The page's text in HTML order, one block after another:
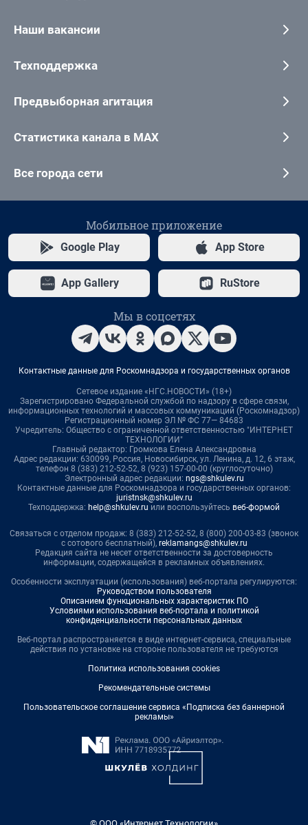
Наши вакансии
Техподдержка
Предвыборная агитация
Статистика канала в MAX
Все города сети
Мобильное приложение
Google Play App Store
App Gallery RuStore
Мы в соцсетях
Контактные данные для Роскомнадзора и государственных органов
Сетевое издание «НГС.НОВОСТИ» (18+)
Зарегистрировано Федеральной службой по надзору в сфере связи,
информационных технологий и массовых коммуникаций (Роскомнадзор)
Регистрационный номер ЭЛ № ФС 77— 84683
Учредитель: Общество с ограниченной ответственностью "ИНТЕРНЕТ
ТЕХНОЛОГИИ"
Главный редактор: Громкова Елена Александровна
Адрес редакции: 630099, Россия, Новосибирск, ул. Ленина, д. 12, 6 этаж,
телефон 8 (383) 212-52-52, 8 (923) 157-00-00 (круглосуточно)
Электронный адрес редакции: ngs@shkulev.ru
Контактные данные для Роскомнадзора и государственных органов:
juristnsk@shkulev.ru
Техподдержка: help@shkulev.ru или воспользуйтесь веб-формой
Связаться с отделом продаж: 8 (383) 212-52-52, 8 (800) 200-03-83 (звонок
с сотового бесплатный), reklamangs@shkulev.ru
Редакция сайта не несет ответственности за достоверность
информации, содержащейся в рекламных объявлениях.
Особенности эксплуатации (использования) веб-портала регулируются:
Руководством пользователя
Описанием функциональных характеристик ПО
Условиями использования веб-портала и политикой
конфиденциальности персональных данных
Веб-портал распространяется в виде интернет-сервиса, специальные
действия по установке на стороне пользователя не требуются
Политика использования cookies
Рекомендательные системы
Пользовательское соглашение сервиса «Подписка без баннерной
рекламы»